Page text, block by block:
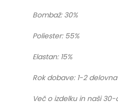
Bombaž: 30%
Poliester: 55%
Elastan: 15%
Rok dobave: 1-2
Več o izdelku in naši